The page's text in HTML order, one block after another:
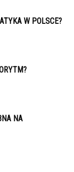
W POLSCE?
NA